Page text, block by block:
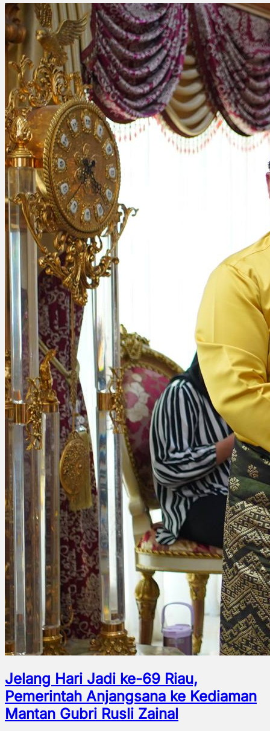
Jelang Hari Jadi ke-69 Riau,
Pemerintah Anjangsana ke Kediaman
Mantan Gubri Rusli Zainal